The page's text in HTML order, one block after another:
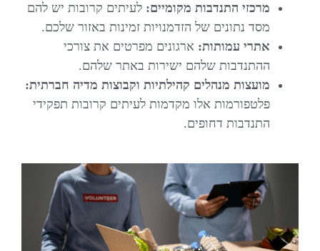
מרכזי התנדבות מקומיים: לעיתים קרובות יש להם
מסד נתונים של הזדמנויות זמינות באזור שלכם.
אתרי עמותות: ארגונים מפרטים את צורכי
ההתנדבות שלהם ישירות באתר שלהם.
מועצות מנהלים קהילתיות וקבוצות מדיה חברתית:
פלטפורמות אלו מקדמות לעיתים קרובות תפקידי
התנדבות דחופים.